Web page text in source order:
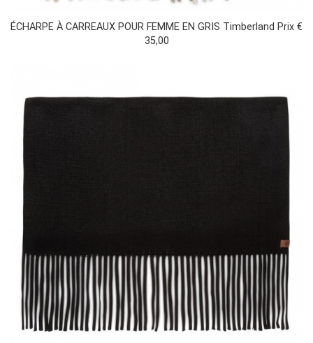
ÉCHARPE À CARREAUX POUR FEMME EN GRIS Timberland Prix €
35,00